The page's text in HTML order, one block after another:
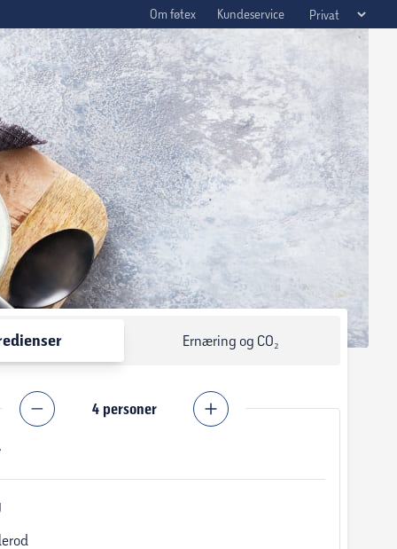
Om føtex Kundeservice
Ernæring og CO₂
4 personer